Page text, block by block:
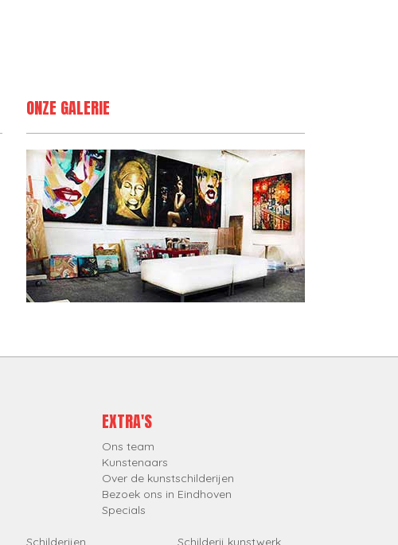
ONZE GALERIE
EXTRA'S
Ons team
Kunstenaars
Over de kunstschilderijen
Bezoek ons in Eindhoven
Specials
Schilderijen Schilderij kunstwerk